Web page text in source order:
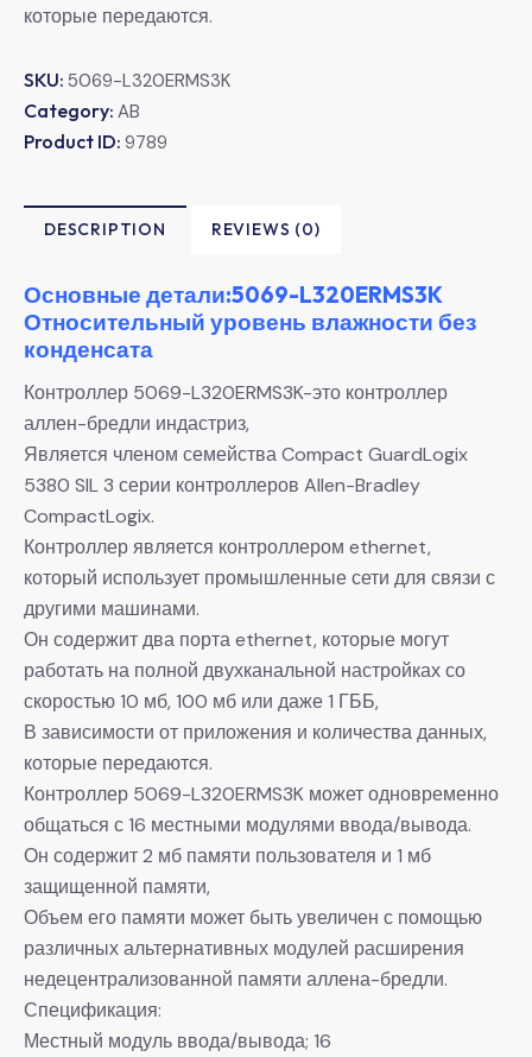
которые передаются.
SKU: 5069-L320ERMS3K
Category: AB
Product ID: 9789
DESCRIPTION REVIEWS (0)
Основные детали:5069-L320ERMS3K
Относительный уровень влажности без
конденсата
Контроллер 5069-L320ERMS3K-это контроллер
аллен-бредли индастриз,
Является членом семейства Compact GuardLogix
5380 SIL 3 серии контроллеров Allen-Bradley
CompactLogix.
Контроллер является контроллером ethernet,
который использует промышленные сети для связи с
другими машинами.
Он содержит два порта ethernet, которые могут
работать на полной двухканальной настройках со
скоростью 10 мб, 100 мб или даже 1 ГББ,
В зависимости от приложения и количества данных,
которые передаются.
Контроллер 5069-L320ERMS3K может одновременно
общаться с 16 местными модулями ввода/вывода.
Он содержит 2 мб памяти пользователя и 1 мб
защищенной памяти,
Объем его памяти может быть увеличен с помощью
различных альтернативных модулей расширения
недецентрализованной памяти аллена-бредли.
Спецификация:
Местный модуль ввода/вывода; 16